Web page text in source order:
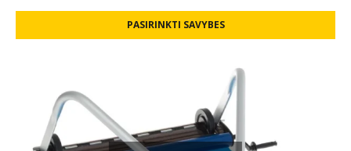
PASIRINKTI SAVYBES